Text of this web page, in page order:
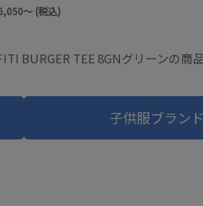
～ (税込)
BURGER TEE 8GNグリーンの商
子供服ブラン